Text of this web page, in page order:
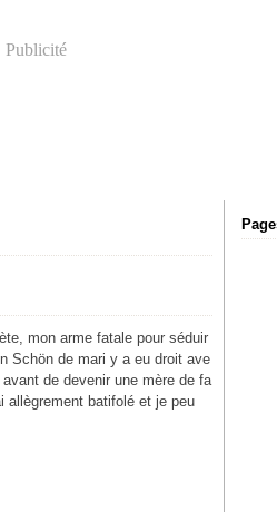
Publicité
mon arme fatale pour séduir
Schön de mari y a eu droit ave
de devenir une mère de fa
allègrement batifolé et je peu